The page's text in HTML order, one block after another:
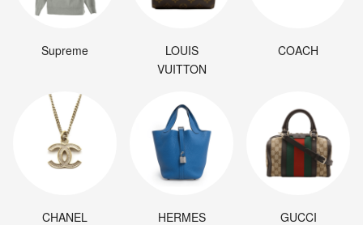
Supreme
LOUIS
VUITTON
COACH
CHANEL HERMES GUCCI